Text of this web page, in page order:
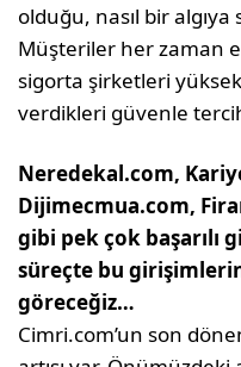
olduğu, nasıl bir
Müşteriler her zaman
sigorta şirketleri
verdikleri gü­venle
Neredekal.com,
Dijimecmua.com,
gibi pek çok başa­rılı
sü­reçte bu
göreceğiz…
Cimri.com’un son